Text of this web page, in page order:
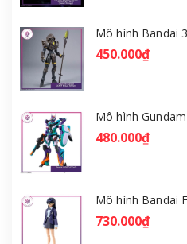
450.000₫
480.000₫
730.000₫